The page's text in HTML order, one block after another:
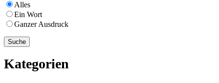
Alles
Ein Wort
Ganzer Ausdruck
Kategorien